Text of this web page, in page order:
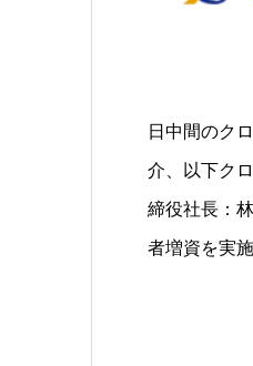
日中間のク
介、以下ク
締役社長：
者増資を実